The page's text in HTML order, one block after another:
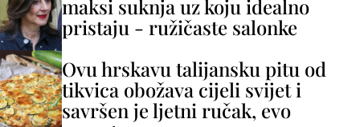
maksi suknja uz koju idealno
pristaju - ružičaste salonke
Ovu hrskavu talijansku pitu od
tikvica obožava cijeli svijet i
savršen je ljetni ručak, evo